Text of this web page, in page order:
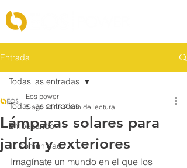
Entrada
Todas las entradas
Empezando
Tu comunidad
Todas las entradas
Lámparas solares para
jardín y exteriores
Eos power
5 ago 2018 2 min de lectura
Imagínate un mundo en el que los